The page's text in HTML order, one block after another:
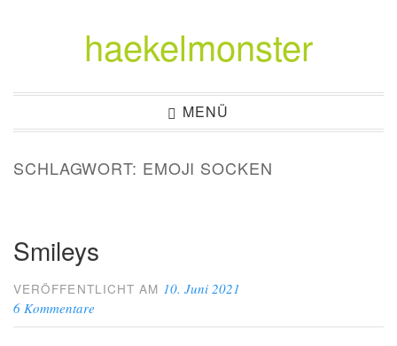
haekelmonster
MENÜ
SCHLAGWORT: EMOJI SOCKEN
Smileys
VERÖFFENTLICHT AM 10. Juni 2021
6 Kommentare